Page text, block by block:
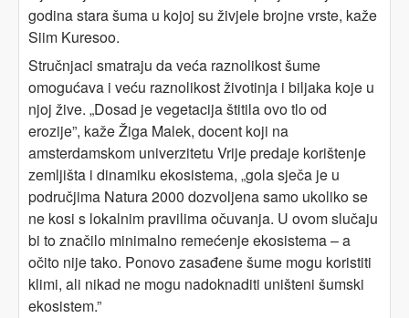
godina stara šuma u kojoj su živjele brojne vrste, kaže
Siim Kuresoo.
Stručnjaci smatraju da veća raznolikost šume
omogućava i veću raznolikost životinja i biljaka koje u
njoj žive. „Dosad je vegetacija štitila ovo tlo od
erozije”, kaže Žiga Malek, docent koji na
amsterdamskom univerzitetu Vrije predaje korištenje
zemljišta i dinamiku ekosistema, „gola sječa je u
područjima Natura 2000 dozvoljena samo ukoliko se
ne kosi s lokalnim pravilima očuvanja. U ovom slučaju
bi to značilo minimalno remećenje ekosistema – a
očito nije tako. Ponovo zasađene šume mogu koristiti
klimi, ali nikad ne mogu nadoknaditi uništeni šumski
ekosistem.”